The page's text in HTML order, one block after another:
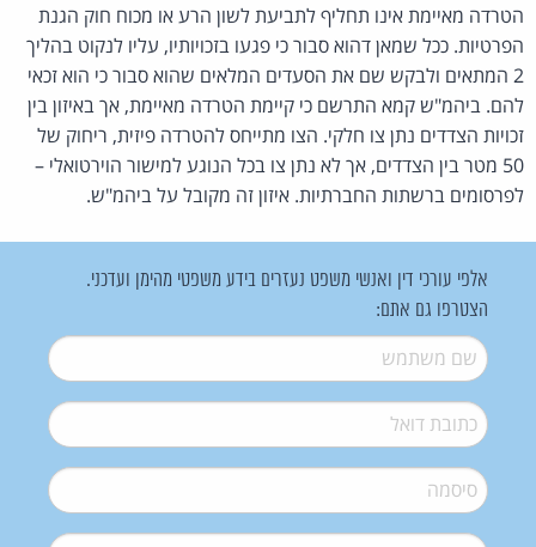
הטרדה מאיימת אינו תחליף לתביעת לשון הרע או מכוח חוק הגנת
הפרטיות. ככל שמאן דהוא סבור כי פגעו בזכויותיו, עליו לנקוט בהליך
2 המתאים ולבקש שם את הסעדים המלאים שהוא סבור כי הוא זכאי
להם. ביהמ"ש קמא התרשם כי קיימת הטרדה מאיימת, אך באיזון בין
זכויות הצדדים נתן צו חלקי. הצו מתייחס להטרדה פיזית, ריחוק של
50 מטר בין הצדדים, אך לא נתן צו בכל הנוגע למישור הוירטואלי –
לפרסומים ברשתות החברתיות. איזון זה מקובל על ביהמ"ש.
אלפי עורכי דין ואנשי משפט נעזרים בידע משפטי מהימן ועדכני.
הצטרפו גם אתם:
שם משתמש*
דואל*
סיסמה*